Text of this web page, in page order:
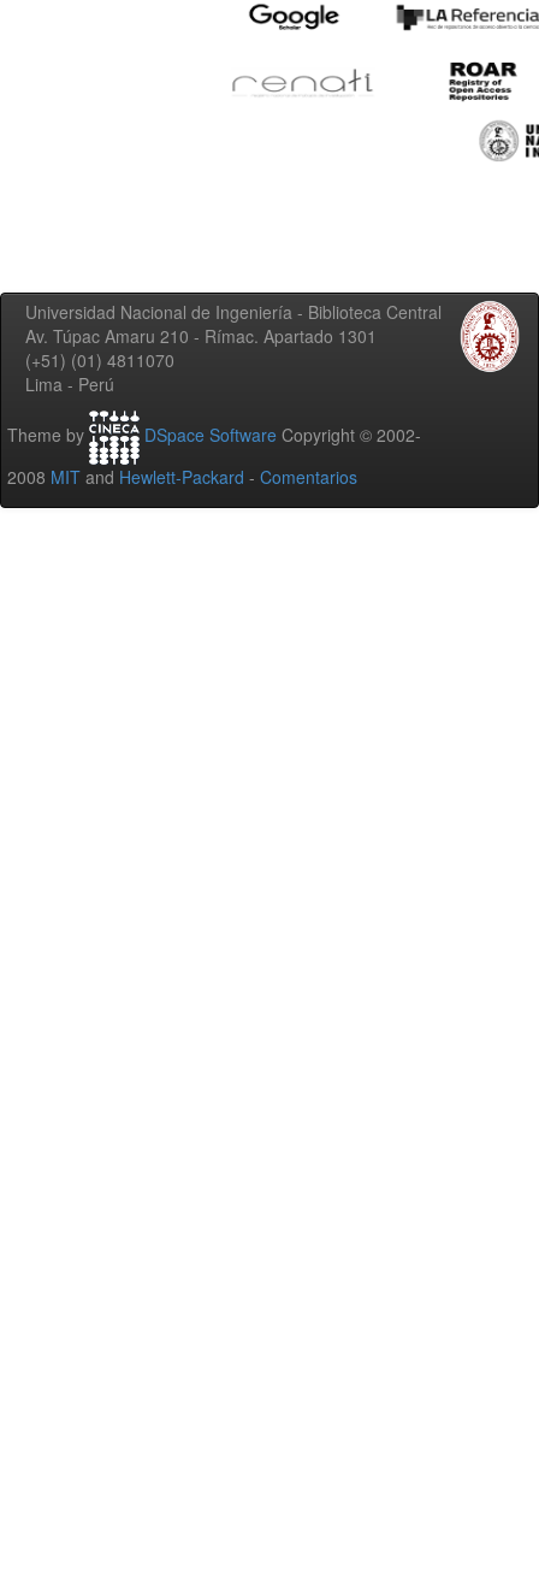
Universidad Nacional de Ingeniería - Biblioteca Central
Av. Túpac Amaru 210 - Rímac. Apartado 1301
(+51) (01) 4811070
Lima - Perú
Theme by DSpace Software Copyright © 2002-
2008 MIT and Hewlett-Packard - Comentarios